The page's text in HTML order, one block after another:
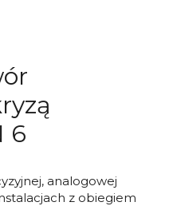
6
analogowej
z obiegiem